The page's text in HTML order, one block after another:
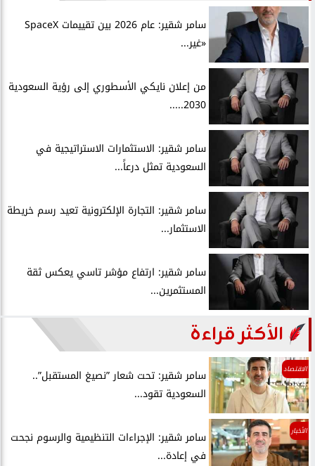
سامر شقير: عام 2026 بين تقييمات SpaceX
«غير...
من إعلان نايكي الأسطوري إلى رؤية السعودية
2030.....
سامر شقير: الاستثمارات الاستراتيجية في
السعودية تمثل درعاً...
سامر شقير: التجارة الإلكترونية تعيد رسم خريطة
الاستثمار...
سامر شقير: ارتفاع مؤشر تاسي يعكس ثقة
المستثمرين...
الأكثر قراءة
الاقتصاد
سامر شقير: تحت شعار ”نصيغ المستقبل”..
السعودية تقود...
الأخبار
سامر شقير: الإجراءات التنظيمية والرسوم نجحت
في إعادة...